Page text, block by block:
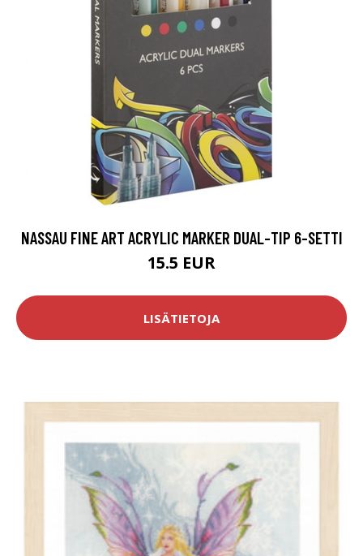
NASSAU FINE ART ACRYLIC MARKER DUAL-TIP 6-SETTI
15.5 EUR
LISÄTIETOJA